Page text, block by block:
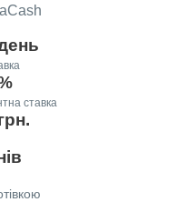
ставка